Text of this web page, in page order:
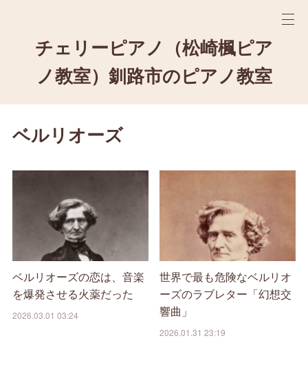
チェリーピアノ（松崎楓ピア
ノ教室）釧路市のピアノ教室
ベルリオーズ
ベルリオーズの恋は、音楽
を爆発させる火薬だった
2026.03.01 03:24
世界で最も危険なベルリオ
ーズのラブレター「幻想交
響曲」
2026.01.31 23:19